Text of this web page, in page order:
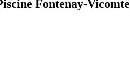
Fontenay-Vicomte